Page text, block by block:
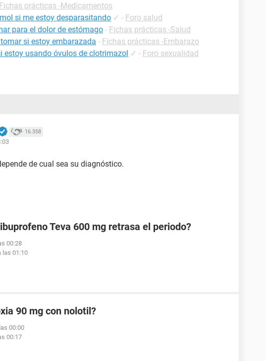
Fichas prácticas -Medicamentos
si me estoy desparasitando ✓ - Foro salud
para el dolor de estómago - Fichas prácticas -Salud
si estoy embarazada - Fichas prácticas -Embarazo
estoy usando óvulos de clotrimazol ✓ - Foro sexualidad
16.358
de cual sea su diagnóstico.
Teva 600 mg retrasa el periodo?
00:28
las 01:10
90 mg con nolotil?
00:00
00:17